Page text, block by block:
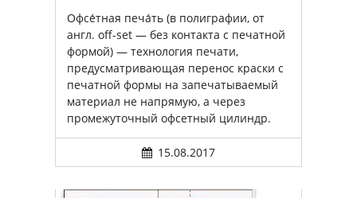
Офсе́тная печа́ть (в полиграфии, от
англ. off-set — без контакта с печатной
формой) — технология печати,
предусматривающая перенос краски с
печатной формы на запечатываемый
материал не напрямую, а через
промежуточный офсетный цилиндр.
15.08.2017